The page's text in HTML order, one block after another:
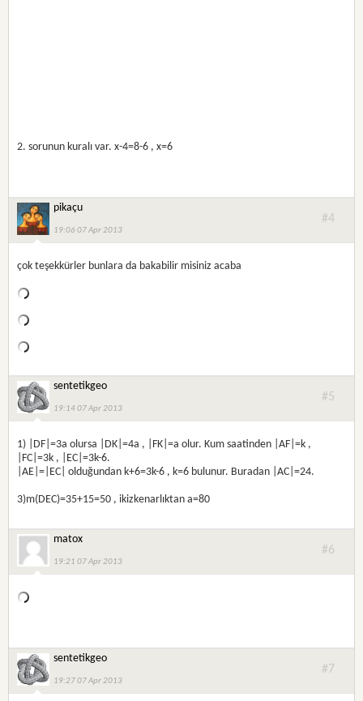
2. sorunun kuralı var. x-4=8-6 , x=6
pikaçu
19:06 07 Apr 2013
#4
çok teşekkürler bunlara da bakabilir misiniz acaba
sentetikgeo
19:14 07 Apr 2013
#5
1) |DF|=3a olursa |DK|=4a , |FK|=a olur. Kum saatinden |AF|=k ,
|FC|=3k , |EC|=3k-6.
|AE|=|EC| olduğundan k+6=3k-6 , k=6 bulunur. Buradan |AC|=24.
3)m(DEC)=35+15=50 , ikizkenarlıktan a=80
matox
19:21 07 Apr 2013
#6
sentetikgeo
19:27 07 Apr 2013
#7